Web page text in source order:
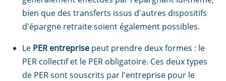
bien que des transferts issus d'autres dispositifs
d'épargne retraite soient également possibles.
Le PER entreprise peut prendre deux formes : le
PER collectif et le PER obligatoire. Ces deux types
de PER sont souscrits par l'entreprise pour le